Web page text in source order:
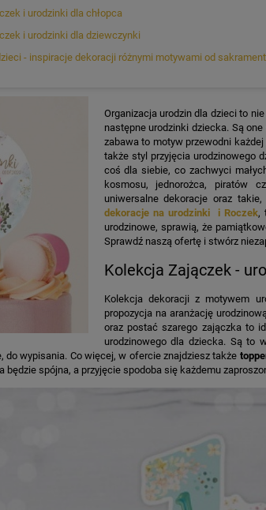
i urodzinki dla chłopca
i urodzinki dla dziewczynki
- inspiracje dekoracji różnymi motywami od
Organizacja urodzin dla dzieci to
następne urodzinki dziecka. Są
zabawa to motyw przewodni
także styl przyjęcia urodzinowego
coś dla siebie, co zachwyci
kosmosu, jednorożca, piratów
uniwersalne dekoracje oraz
dekoracje na urodzinki i Roczek,
urodzinowe, sprawią, że
Sprawdź naszą ofertę i stwórz
Kolekcja Zajączek -
Kolekcja dekoracji z motywem
propozycja na aranżację
oraz postać szarego zajączka to
urodzinowego dla dziecka. Są to
do wypisania. Co więcej, w ofercie znajdziesz także
będzie spójna, a przyjęcie spodoba się każdemu